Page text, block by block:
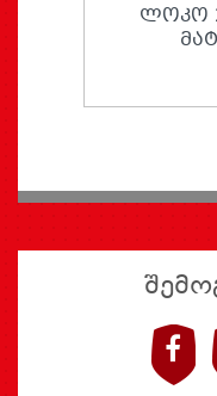
ᲚᲝᲙᲝ